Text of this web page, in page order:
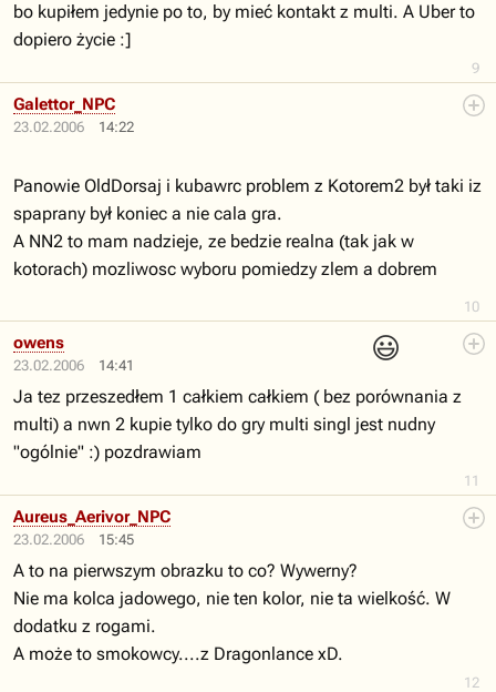
9
bo kupiłem jedynie po to, by mieć kontakt z multi. A Uber to
dopiero życie :]
23.02.2006 14:22
10
Galettor_NPC
Panowie OldDorsaj i kubawrc problem z Kotorem2 był taki iz
spaprany był koniec a nie cala gra.
A NN2 to mam nadzieje, ze bedzie realna (tak jak w
kotorach) mozliwosc wyboru pomiedzy zlem a dobrem
23.02.2006 14:41
😃
11
owens
Ja tez przeszedłem 1 całkiem całkiem ( bez porównania z
multi) a nwn 2 kupie tylko do gry multi singl jest nudny
"ogólnie" :) pozdrawiam
23.02.2006 15:45
12
Aureus_Aerivor_NPC
A to na pierwszym obrazku to co? Wywerny?
Nie ma kolca jadowego, nie ten kolor, nie ta wielkość. W
dodatku z rogami.
A może to smokowcy....z Dragonlance xD.